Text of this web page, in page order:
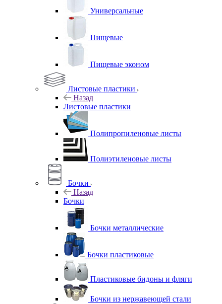
Универсальные
Пищевые
Пищевые эконом
Листовые пластики
Назад
Листовые пластики
Полипропиленовые листы
Полиэтиленовые листы
Бочки
Назад
Бочки
Бочки металлические
Бочки пластиковые
Пластиковые бидоны и фляги
Бочки из нержавеющей стали